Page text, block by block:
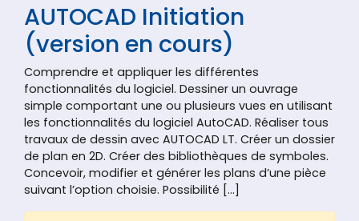
AUTOCAD Initiation
(version en cours)
Comprendre et appliquer les différentes
fonctionnalités du logiciel. Dessiner un ouvrage
simple comportant une ou plusieurs vues en utilisant
les fonctionnalités du logiciel AutoCAD. Réaliser tous
travaux de dessin avec AUTOCAD LT. Créer un dossier
de plan en 2D. Créer des bibliothèques de symboles.
Concevoir, modifier et générer les plans d’une pièce
suivant l’option choisie. Possibilité […]